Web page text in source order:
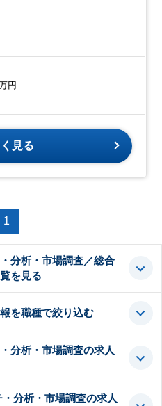
円
見る
1
分析・市場調査／総合
を見る
を職種で絞り込む
分析・市場調査の求人
分析・市場調査の求人